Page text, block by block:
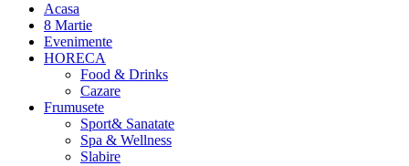
Acasa
8 Martie
Evenimente
HORECA
Food & Drinks
Cazare
Frumusete
Sport& Sanatate
Spa & Wellness
Slabire